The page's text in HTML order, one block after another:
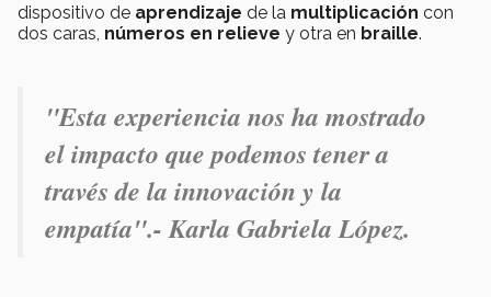
dispositivo de aprendizaje de la multiplicación con
dos caras, números en relieve y otra en braille.
"Esta experiencia nos ha mostrado
el impacto que podemos tener a
través de la innovación y la
empatía".- Karla Gabriela López.